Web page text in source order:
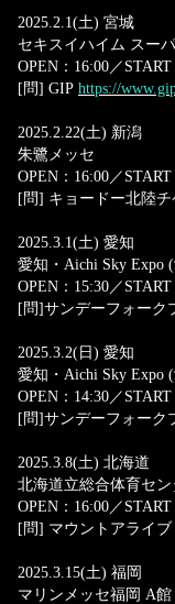
2025.2.1(土) 宮城
セキスイハイム スー
OPEN：16:00／
[問] GIP https://
2025.2.22(土) 新潟
朱鷺メッセ
OPEN：16:00／
[問] キョードー北陸チ
2025.3.1(土) 愛知
愛知・Aichi Sky Expo
OPEN：15:30／
[問]サンデーフォーク
2025.3.2(日) 愛知
愛知・Aichi Sky Expo
OPEN：14:30／
[問]サンデーフォーク
2025.3.8(土) 北海道
北海道立総合体育セ
OPEN：16:00／
[問] マウントアライブ
2025.3.15(土) 福岡
マリンメッセ福岡 A館